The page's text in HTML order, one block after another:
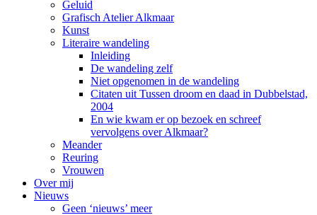
Geluid
Grafisch Atelier Alkmaar
Kunst
Literaire wandeling
Inleiding
De wandeling zelf
Niet opgenomen in de wandeling
Citaten uit Tussen droom en daad in Dubbelstad,
2004
En wie kwam er op bezoek en schreef
vervolgens over Alkmaar?
Meander
Reuring
Vrouwen
Over mij
Nieuws
Geen ‘nieuws’ meer